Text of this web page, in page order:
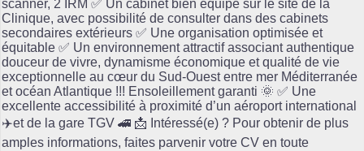
scanner, 2 IRM ✅ Un cabinet bien équipé sur le site de la
Clinique, avec possibilité de consulter dans des cabinets
secondaires extérieurs ✅ Une organisation optimisée et
équitable ✅ Un environnement attractif associant authentique
douceur de vivre, dynamisme économique et qualité de vie
exceptionnelle au cœur du Sud-Ouest entre mer Méditerranée
et océan Atlantique !!! Ensoleillement garanti 🌞 ✅ Une
excellente accessibilité à proximité d’un aéroport international
✈️et de la gare TGV 🚄 📩 Intéressé(e) ? Pour obtenir de plus
amples informations, faites parvenir votre CV en toute